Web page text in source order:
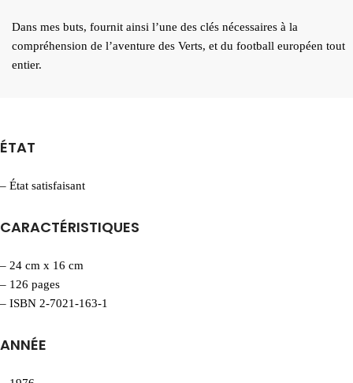
Dans mes buts, fournit ainsi l’une des clés nécessaires à la
compréhension de l’aventure des Verts, et du football européen tout
entier.
ÉTAT
– État satisfaisant
CARACTÉRISTIQUES
– 24 cm x 16 cm
– 126 pages
– ISBN 2-7021-163-1
ANNÉE